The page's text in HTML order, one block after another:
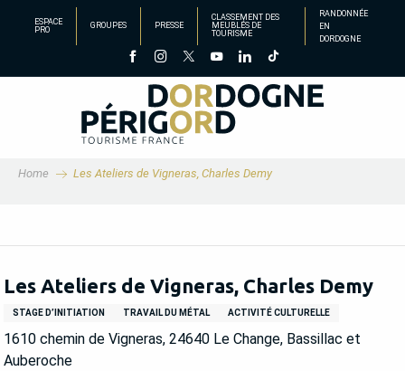
principal
ESPACE
PRO
GROUPES PRESSE
CLASSEMENT DES
MEUBLÉS DE
TOURISME
RANDONNÉE
EN
DORDOGNE
Home Les Ateliers de Vigneras, Charles Demy
Les Ateliers de Vigneras, Charles Demy
STAGE D’INITIATION TRAVAIL DU MÉTAL ACTIVITÉ CULTURELLE
1610 chemin de Vigneras, 24640 Le Change, Bassillac et
Auberoche